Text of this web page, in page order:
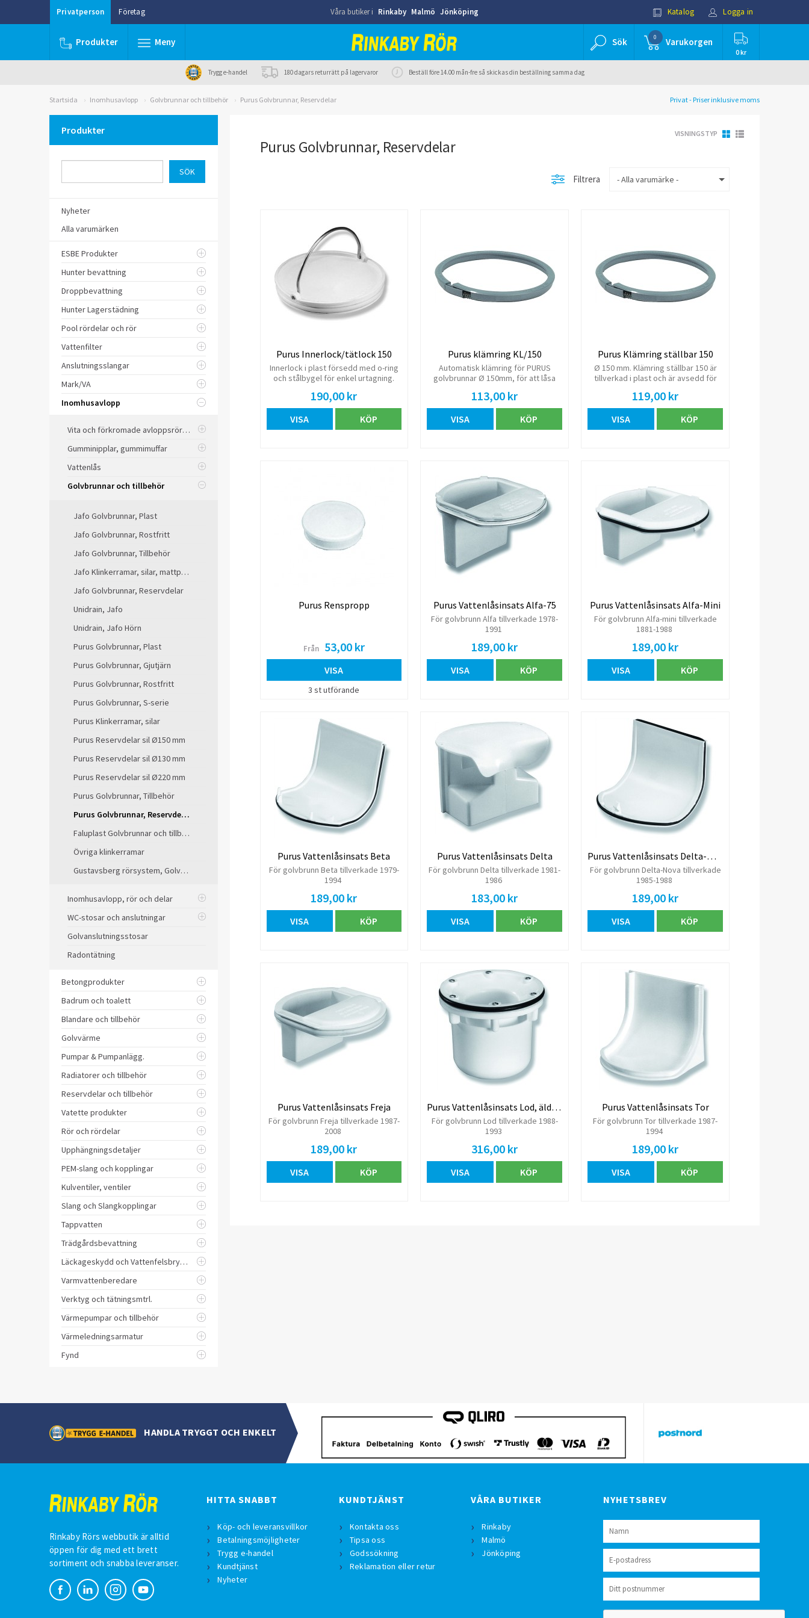
Privatperson Företag Våra butiker i Rinkaby Malmö Jönköping Katalog Logga in
Produkter Meny Sök 0 Varukorgen
0 kr
Trygg e-handel 180 dagars returrätt på lagervaror Beställ före 14.00 mån-fre så skickas din beställning samma dag
Startsida Inomhusavlopp Golvbrunnar och tillbehör Purus Golvbrunnar, Reservdelar Privat - Priser inklusive moms
Produkter
Nyheter
Alla varumärken
ESBE Produkter
Hunter bevattning
Droppbevattning
Hunter Lagerstädning
Pool rördelar och rör
Vattenfilter
Anslutningsslangar
Mark/VA
Inomhusavlopp
Vita och förkromade avloppsrör och delar
Gumminipplar, gummimuffar
Vattenlås
Golvbrunnar och tillbehör
Jafo Golvbrunnar, Plast
Jafo Golvbrunnar, Rostfritt
Jafo Golvbrunnar, Tillbehör
Jafo Klinkerramar, silar, mattpaket
Jafo Golvbrunnar, Reservdelar
Unidrain, Jafo
Unidrain, Jafo Hörn
Purus Golvbrunnar, Plast
Purus Golvbrunnar, Gjutjärn
Purus Golvbrunnar, Rostfritt
Purus Golvbrunnar, S-serie
Purus Klinkerramar, silar
Purus Reservdelar sil Ø150 mm
Purus Reservdelar sil Ø130 mm
Purus Reservdelar sil Ø220 mm
Purus Golvbrunnar, Tillbehör
Purus Golvbrunnar, Reservdelar
Faluplast Golvbrunnar och tillbehör
Övriga klinkerramar
Gustavsberg rörsystem, Golvbrunnar
Inomhusavlopp, rör och delar
WC-stosar och anslutningar
Golvanslutningsstosar
Radontätning
Betongprodukter
Badrum och toalett
Blandare och tillbehör
Golvvärme
Pumpar & Pumpanlägg.
Radiatorer och tillbehör
Reservdelar och tillbehör
Vatette produkter
Rör och rördelar
Upphängningsdetaljer
PEM-slang och kopplingar
Kulventiler, ventiler
Slang och Slangkopplingar
Tappvatten
Trädgårdsbevattning
Läckageskydd och Vattenfelsbrytare
Varmvattenberedare
Verktyg och tätningsmtrl.
Värmepumpar och tillbehör
Värmeledningsarmatur
Fynd
Purus Golvbrunnar, Reservdelar
VISNINGSTYP
Filtrera
Purus Innerlock/tätlock 150
Innerlock i plast försedd med o-ring
och stålbygel för enkel urtagning.
som stoppar dålig lukt. Avsedd för
Purus golvbrunnar med sildimension
150. • Tätt lock till Purus golvbrunnar
150 • Ersätter vattenlås • Stoppar
190,00 kr
VISA KÖP
Purus klämring KL/150
Automatisk klämring för PURUS
golvbrunnar Ø 150mm, för att låsa
gummimanschetter till PURUSSÄTET.
Endast för Purus golvbrunnar efter
113,00 kr
VISA KÖP
Purus Klämring ställbar 150
Ø 150 mm. Klämring ställbar 150 är
tillverkad i plast och är avsedd för
fram till 1989.
119,00 kr
VISA KÖP
Purus Renspropp
Från 53,00 kr
VISA
3 st utförande
Purus Vattenlåsinsats Alfa-75
För golvbrunn Alfa tillverkade 1978-
1991
189,00 kr
VISA KÖP
Purus Vattenlåsinsats Alfa-Mini
För golvbrunn Alfa-mini tillverkade
1881-1988
189,00 kr
VISA KÖP
Purus Vattenlåsinsats Beta
För golvbrunn Beta tillverkade 1979-
1994
189,00 kr
VISA KÖP
Purus Vattenlåsinsats Delta
För golvbrunn Delta tillverkade 1981-
1986
183,00 kr
VISA KÖP
Purus Vattenlåsinsats Delta-Nova
För golvbrunn Delta-Nova tillverkade
1985-1988
189,00 kr
VISA KÖP
Purus Vattenlåsinsats Freja
För golvbrunn Freja tillverkade 1987-
2008
189,00 kr
VISA KÖP
Purus Vattenlåsinsats Lod, äldre modell
För golvbrunn Lod tillverkade 1988-
1993
316,00 kr
VISA KÖP
Purus Vattenlåsinsats Tor
För golvbrunn Tor tillverkade 1987-
1994
189,00 kr
VISA KÖP
HANDLA TRYGGT OCH ENKELT
Rinkaby Rörs webbutik är alltid
öppen för dig med ett brett
sortiment och snabba leveranser.
HITTA SNABBT
Köp- och leveransvillkor
Betalningsmöjligheter
Trygg e-handel
Kundtjänst
Nyheter
KUNDTJÄNST
Kontakta oss
Tipsa oss
Godssökning
Reklamation eller retur
VÅRA BUTIKER
Rinkaby
Malmö
Jönköping
NYHETSBREV